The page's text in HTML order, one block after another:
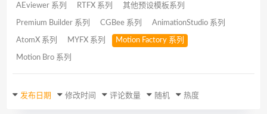
AEviewer 系列 RTFX 系列 其他预设模板系列
Premium Builder 系列 CGBee 系列 AnimationStudio 系列
AtomX 系列 MYFX 系列 Motion Factory 系列
Motion Bro 系列
发布日期 修改时间 评论数量 随机 热度